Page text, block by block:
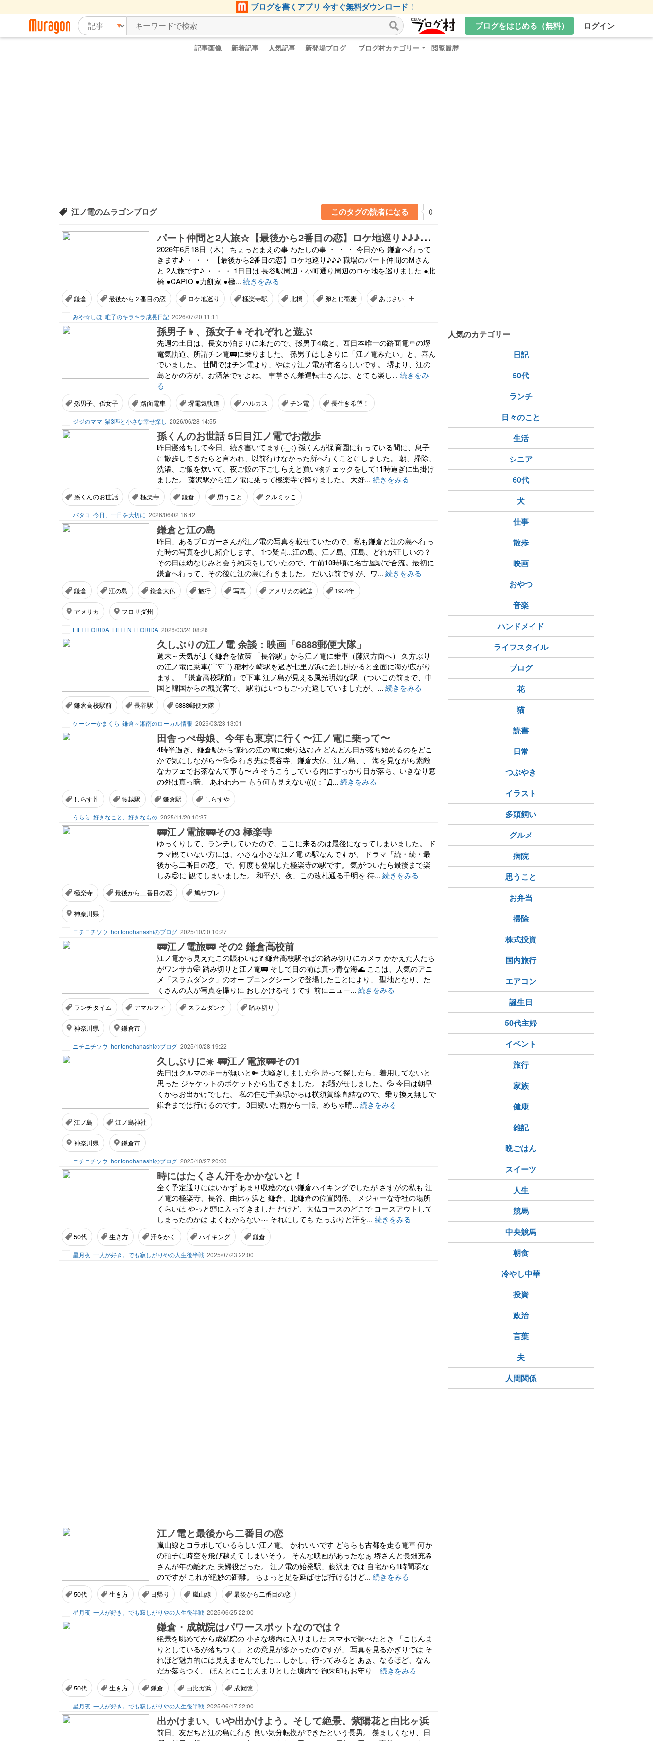
ブログを書くアプリ 今すぐ無料ダウンロード！
ブログをはじめる（無料）
ログイン
記事画像 新着記事 人気記事 新登場ブログ ブログ村カテゴリー 閲覧履歴
江ノ電のムラゴンブログ このタグの読者になる 0
パ
ート仲間と2人旅☆【最後から2番目の恋】ロケ地巡り♪♪♪1日目
2026年6月18日（木） ちょっとまえの事 わたしの事 ・ ・ ・ 今日から 鎌倉へ行って
きます♪ ・ ・ ・ 【最後から2番目の恋】ロケ地巡り♪♪♪ 職場のパート仲間のMさん
と 2人旅です♪ ・ ・ ・ 1日目は 長谷駅周辺・小町通り周辺のロケ地を巡りました ●北
橋 ●CAPIO ●力餅家 ●極... 続きをみる
鎌倉 最後から２番目の恋 ロケ地巡り 極楽寺駅 北橋 卵とじ蕎麦 あじさい
みや☆しほ 唯子のキラキラ成長日記 2026/07/20 11:11
孫男子👦、孫女子👧それぞれと遊ぶ
先週の土日は、長女が泊まりに来たので、孫男子4歳と、西日本唯一の路面電車の堺
電気軌道、所謂チン電🚃に乗りました。 孫男子はしきりに「江ノ電みたい」と、喜ん
でいました。 世間ではチン電より、やはり江ノ電が有名らしいです。 堺より、江の
島とかの方が、お洒落ですよね。 車掌さん兼運転士さんは、とても楽し... 続きをみ
る
孫男子、孫女子 路面電車 堺電気軌道 ハルカス チン電 長生き希望！
ジジのママ 猫3匹と小さな幸せ探し 2026/06/28 14:55
孫くんのお世話 5日目江ノ電でお散歩
昨日寝落ちして今日、続き書いてます(-_-;) 孫くんが保育園に行っている間に、息子
に散歩してきたらと言われ、以前行けなかった所へ行くことにしました。 朝、掃除、
洗濯、ご飯を炊いて、夜ご飯の下ごしらえと買い物チェックをして11時過ぎに出掛け
ました。 藤沢駅から江ノ電に乗って極楽寺で降りました。 大好... 続きをみる
孫くんのお世話 極楽寺 鎌倉 思うこと クルミッこ
バタコ 今日、一日を大切に 2026/06/02 16:42
鎌倉と江の島
昨日、あるブロガーさんが江ノ電の写真を載せていたので、私も鎌倉と江の島へ行っ
た時の写真を少し紹介します。 1つ疑問...江の島、江ノ島、江島、どれが正しいの？
その日は幼なじみと会う約束をしていたので、午前10時頃に名古屋駅で合流。最初に
鎌倉へ行って、その後に江の島に行きました。 だいぶ前ですが、ワ... 続きをみる
鎌倉 江の島 鎌倉大仏 旅行 写真 アメリカの雑誌 1934年
アメリカ フロリダ州
LILI FLORIDA LILI EN FLORIDA 2026/03/24 08:26
久しぶりの江ノ電 余談：映画「6888郵便大隊」
週末～天気がよく鎌倉を散策 「長谷駅」から江ノ電に乗車（藤沢方面へ） 久方ぶり
の江ノ電に乗車(⌒∇⌒) 稲村ケ崎駅を過ぎ七里ガ浜に差し掛かると全面に海が広がり
ます。 「鎌倉高校駅前」で下車 江ノ島が見える風光明媚な駅 （ついこの前まで、中
国と韓国からの観光客で、 駅前はいつもごった返していましたが、... 続きをみる
鎌倉高校駅前 長谷駅 6888郵便大隊
ケーシーかまくら 鎌倉～湘南のローカル情報 2026/03/23 13:01
田舎っぺ母娘、今年も東京に行く〜江ノ電に乗って〜
4時半過ぎ、鎌倉駅から憧れの江の電に乗り込む🎶 どんどん日が落ち始めるのをどこ
かで気にしながら〜💦💦 行き先は長谷寺、鎌倉大仏、江ノ島、、 海を見ながら素敵
なカフェでお茶なんて事も〜🎶 そうこうしている内にすっかり日が落ち、いきなり窓
の外は真っ暗、 あわわわー もう何も見えない((((；ﾟД... 続きをみる
しらす丼 腰越駅 鎌倉駅 しらすや
うらら 好きなこと、好きなもの 2025/11/20 10:37
🚃江ノ電旅🚃その3 極楽寺
ゆっくりして、ランチしていたので、ここに来るのは最後になってしまいました。 ド
ラマ観ていない方には、小さな小さな江ノ電 の駅なんですが、 ドラマ「続・続・最
後から二番目の恋」 で、何度も登場した極楽寺の駅です。 気がついたら最後まで楽
しみ😌に 観てしまいました。 和平が、夜、この改札通る千明を 待... 続きをみる
極楽寺 最後から二番目の恋 鳩サブレ
神奈川県
ニチニチソウ hontonohanashiのブログ 2025/10/30 10:27
🚃江ノ電旅🚃 その2 鎌倉高校前
江ノ電から見えたこの賑わいは❓ 鎌倉高校駅そばの踏み切りにカメラ かかえた人たち
がワンサカ🤭 踏み切りと江ノ電🚃 そして目の前は真っ青な海🌊 ここは、人気のアニ
メ「スラムダンク」のオー プニングシーンで登場したことにより、 聖地となり、た
くさんの人が写真を撮りに おしかけるそうです 前にニュー... 続きをみる
ランチタイム アマルフィ スラムダンク 踏み切り
神奈川県 鎌倉市
ニチニチソウ hontonohanashiのブログ 2025/10/28 19:22
久しぶりに☀️ 🚃江ノ電旅🚃その1
先日はクルマのキーが無いと🔑 大騒ぎしました💦 帰って探したら、着用してないと
思った ジャケットのポケットから出てきました。 お騒がせしました。💦 今日は朝早
くからお出かけでした。 私の住む千葉県からは横須賀線直結なので、乗り換え無しで
鎌倉までは行けるのです。 3日続いた雨から一転、めちゃ晴... 続きをみる
江ノ島 江ノ島神社
神奈川県 鎌倉市
ニチニチソウ hontonohanashiのブログ 2025/10/27 20:00
時にはたくさん汗をかかないと！
全く予定通りにはいかず あまり収穫のない鎌倉ハイキングでしたが さすがの私も 江
ノ電の極楽寺、長谷、由比ヶ浜と 鎌倉、北鎌倉の位置関係、 メジャーな寺社の場所
くらいは やっと頭に入ってきました だけど、大仏コースのどこで コースアウトして
しまったのかは よくわからない⋯ それにしても たっぷりと汗を... 続きをみる
50代 生き方 汗をかく ハイキング 鎌倉
星月夜 一人が好き。でも寂しがりやの人生後半戦 2025/07/23 22:00
江ノ電と最後から二番目の恋
嵐山線とコラボしているらしい江ノ電。 かわいいです どちらも古都を走る電車 何か
の拍子に時空を飛び越えて しまいそう。 そんな映画があったなぁ 堺さんと長畑充希
さんが年の離れた 夫婦役だった。 江ノ電の始発駅、藤沢までは 自宅から1時間弱な
のですが これが絶妙の距離。 ちょっと足を延ばせば行けるけど... 続きをみる
50代 生き方 日帰り 嵐山線 最後から二番目の恋
星月夜 一人が好き。でも寂しがりやの人生後半戦 2025/06/25 22:00
鎌倉・成就院はパワースポットなのでは？
絶景を眺めてから成就院の 小さな境内に入りました スマホで調べたとき 「こじんま
りとしているが落ちつく」 との意見が多かったのですが、 写真を見るかぎりでは そ
れほど魅力的には見えませんでした… しかし、行ってみると あぁ、なるほど、なん
だか落ちつく。 ほんとにこじんまりとした境内で 御朱印もお守り... 続きをみる
50代 生き方 鎌倉 由比ガ浜 成就院
星月夜 一人が好き。でも寂しがりやの人生後半戦 2025/06/17 22:00
出かけまい、いや出かけよう。そして絶景。紫陽花と由比ヶ浜
前日、友だちと江の島に行き 良い気分転換ができたという長男。 羨ましくなり、日
人気のカテゴリー
日記
50代
ランチ
日々のこと
生活
シニア
60代
犬
仕事
散歩
映画
おやつ
音楽
ハンドメイド
ライフスタイル
ブログ
花
猫
読書
日常
つぶやき
イラスト
多頭飼い
グルメ
病院
思うこと
お弁当
掃除
株式投資
国内旅行
エアコン
誕生日
50代主婦
イベント
旅行
家族
健康
雑記
晩ごはん
スイーツ
人生
競馬
中央競馬
朝食
冷やし中華
投資
政治
言葉
夫
人間関係